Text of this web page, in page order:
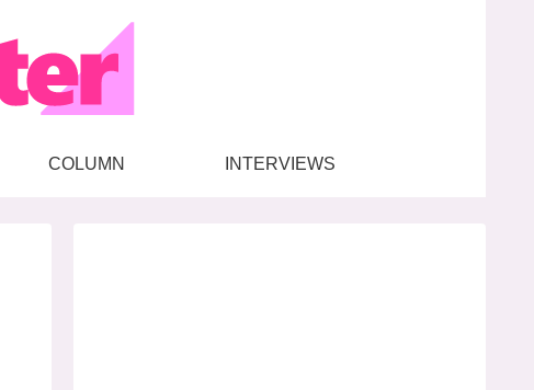
COLUMN INTERVIEWS